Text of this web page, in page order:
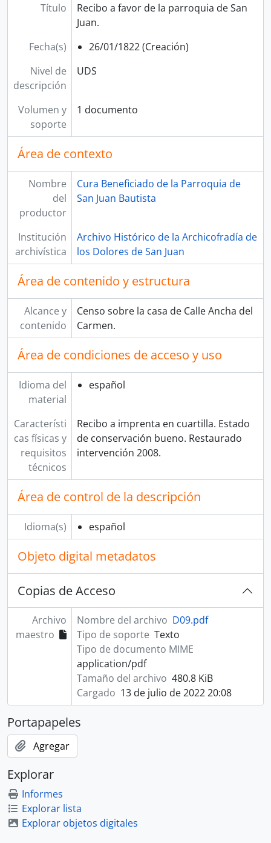
Título
Recibo a favor de la parroquia de San
Juan.
Fecha(s)
26/01/1822 (Creación)
Nivel de
descripción
UDS
Volumen y
soporte
1 documento
Área de contexto
Nombre
del
productor
Cura Beneficiado de la Parroquia de
San Juan Bautista
Institución
archivística
Archivo Histórico de la Archicofradía de
los Dolores de San Juan
Área de contenido y estructura
Alcance y
contenido
Censo sobre la casa de Calle Ancha del
Carmen.
Área de condiciones de acceso y uso
Idioma del
material
español
Característi
cas físicas y
requisitos
técnicos
Recibo a imprenta en cuartilla. Estado
de conservación bueno. Restaurado
intervención 2008.
Área de control de la descripción
Idioma(s) español
Objeto digital metadatos
Copias de Acceso
Archivo
maestro
Nombre del archivo D09.pdf
Tipo de soporte Texto
Tipo de documento MIME
application/pdf
Tamaño del archivo 480.8 KiB
Cargado 13 de julio de 2022 20:08
Portapapeles
Agregar
Explorar
Informes
Explorar lista
Explorar objetos digitales